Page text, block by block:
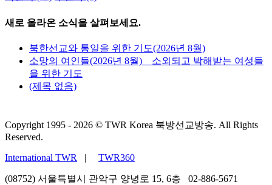
새로 올라온 소식을 살펴보세요.
북한선교와 통일을 위한 기도(2026년 8월)
소망의 여인들(2026년 8월) _ 소외되고 박해받는 여성들
을 위한 기도
(제목 없음)
Copyright 1995 - 2026 © TWR Korea 북방선교방송. All Rights
Reserved.
International TWR
| TWR360
(08752) 서울특별시 관악구 양녕로 15, 6층 02-886-5671